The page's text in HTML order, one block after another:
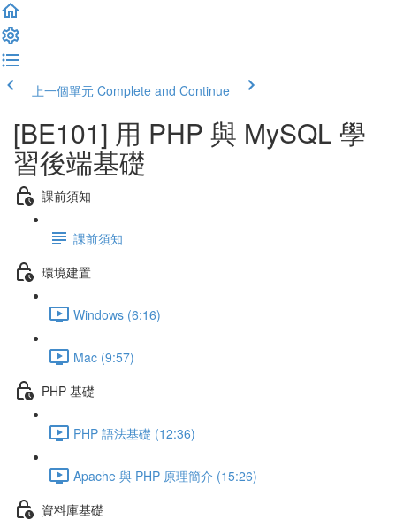
上一個單元 Complete and Continue
[BE101] 用 PHP 與 MySQL 學
習後端基礎
課前須知
課前須知
環境建置
Windows (6:16)
Mac (9:57)
PHP 基礎
PHP 語法基礎 (12:36)
Apache 與 PHP 原理簡介 (15:26)
資料庫基礎